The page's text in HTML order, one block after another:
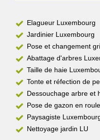
Elagueur Luxembourg
Jardinier Luxembourg
Pose et changement
Abattage d'arbres
Taille de haie
Tonte et réfection de
Dessouchage arbre et
Pose de gazon en
Paysagiste
Nettoyage jardin LU